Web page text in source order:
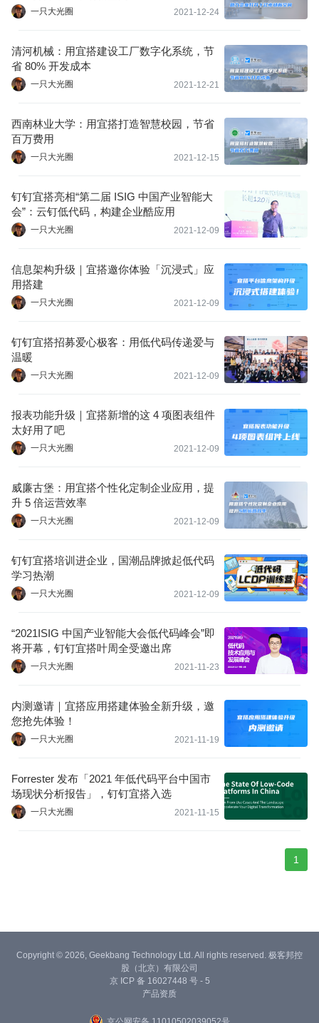
一只大光圈 2021-12-24
清河机械：用宜搭建设工厂数字化系统，节
省 80% 开发成本
一只大光圈 2021-12-21
西南林业大学：用宜搭打造智慧校园，节省
百万费用
一只大光圈 2021-12-15
钉钉宜搭亮相“第二届 ISIG 中国产业智能大
会”：云钉低代码，构建企业酷应用
一只大光圈 2021-12-09
信息架构升级｜宜搭邀你体验「沉浸式」应
用搭建
一只大光圈 2021-12-09
钉钉宜搭招募爱心极客：用低代码传递爱与
温暖
一只大光圈 2021-12-09
报表功能升级｜宜搭新增的这 4 项图表组件
太好用了吧
一只大光圈 2021-12-09
威廉古堡：用宜搭个性化定制企业应用，提
升 5 倍运营效率
一只大光圈 2021-12-09
钉钉宜搭培训进企业，国潮品牌掀起低代码
学习热潮
一只大光圈 2021-12-09
“2021ISIG 中国产业智能大会低代码峰会”即
将开幕，钉钉宜搭叶周全受邀出席
一只大光圈 2021-11-23
内测邀请｜宜搭应用搭建体验全新升级，邀
您抢先体验！
一只大光圈 2021-11-19
Forrester 发布「2021 年低代码平台中国市
场现状分析报告」，钉钉宜搭入选
一只大光圈 2021-11-15
1
Copyright © 2026, Geekbang Technology Ltd. All rights reserved. 极客邦控
股（北京）有限公司
京 ICP 备 16027448 号 - 5
产品资质